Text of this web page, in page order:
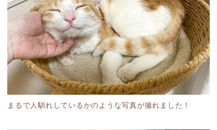
まるで人馴れしているかのような写真が撮れました！